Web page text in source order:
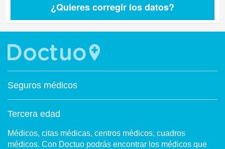
¿Quieres corregir los datos?
Seguros médicos
Tercera edad
Médicos, citas médicas, centros médicos, cuadros
médicos. Con Doctuo podrás encontrar los médicos que